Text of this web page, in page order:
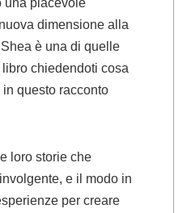
dimensione alla
è una di quelle
chiedendoti cosa
questo racconto
loro storie che
e il modo in
per creare